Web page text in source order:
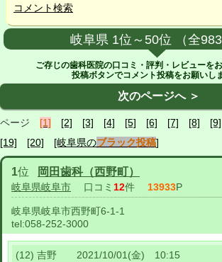
コメント検索
岐阜県 1位～50位 （全983
ご存じの歯科医院の口コミ・評判・レビューをお
投稿ボタンでコメント投稿をお願いし
次のページへ ＞
ページ [1] [2] [3] [4] [5] [6] [7] [8] [9]
[19]
[20] [岐阜県のブラック投稿]
1位 岡田歯科（西野町）
岐阜県岐阜市 口コミ 12件 13933P
岐阜県岐阜市西野町6-1-1
tel:058-252-3000
(12) 吉野 2021/10/01(金) 10:15